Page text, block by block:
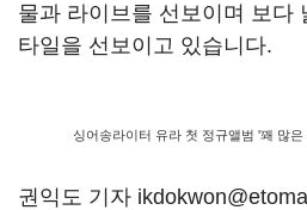
물과 라이브를 선보이며 보다
타일을 선보이고 있습니다.
싱어송라이터 유라 첫 정규앨범 '꽤 많
권익도 기자